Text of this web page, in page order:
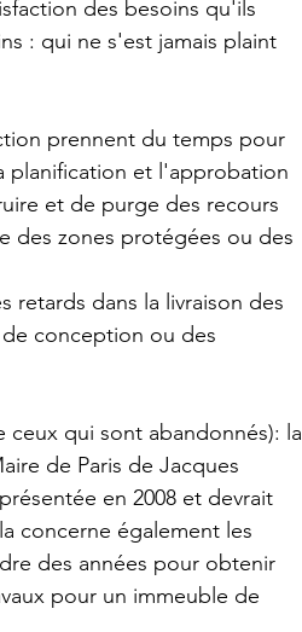
des besoins qu'ils
: qui ne s'est jamais plaint
prennent du temps pour
planification et l'approbation
et de purge des recours
des zones protégées ou des
retards dans la livraison des
conception ou des
ceux qui sont abandonnés): la
de Paris de Jacques
en 2008 et devrait
concerne également les
des années pour obtenir
pour un immeuble de